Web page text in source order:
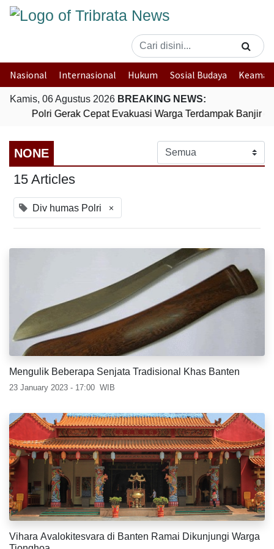
Nasional Internasional Hukum Sosial Budaya
Kamis, 06 Agustus 2026 BREAKING NEWS:
Polri Gerak Cepat Evakuasi Warga Terdampak Banjir di
NONE
15 Articles
Div humas Polri ×
Mengulik Beberapa Senjata Tradisional Khas Banten
23 January 2023 - 17:00 WIB
Vihara Avalokitesvara di Banten Ramai Dikunjungi Warga